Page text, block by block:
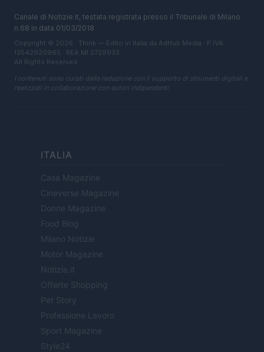
Canale di Notizie.it, testata registrata presso il Tribunale di Milano
n.68 in data 01/03/2018
Copyright © 2026 · Think — Edito in Italia da AdHub Media · P.IVA
13542920965 · REA MI 2729933
All Rights Reserved
I contenuti sono curati dalla redazione con il supporto di strumenti digitali e
realizzati in collaborazione con autori indipendenti.
ITALIA
Casa Magazine
Cineverse Magazine
Donne Magazine
Food Blog
Milano Notizie
Motor Magazine
Notizie.it
Offerte Shopping
Pet Story
Professione Lavoro
Sport Magazine
Style24